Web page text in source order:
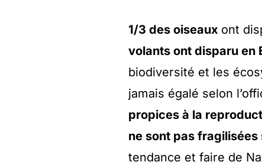
1/3 des oiseaux ont
volants ont disparu en
biodiversité et les
jamais égalé selon
propices à la
ne sont pas
tendance et faire de